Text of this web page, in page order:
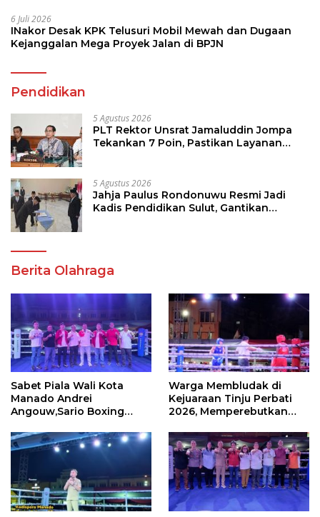
6 Juli 2026
INakor Desak KPK Telusuri Mobil Mewah dan Dugaan
Kejanggalan Mega Proyek Jalan di BPJN
Pendidikan
5 Agustus 2026
PLT Rektor Unsrat Jamaluddin Jompa
Tekankan 7 Poin, Pastikan Layanan
5 Agustus 2026
Jahja Paulus Rondonuwu Resmi Jadi
Kadis Pendidikan Sulut, Gantikan
Berita Olahraga
Sabet Piala Wali Kota
Manado Andrei
Angouw,Sario Boxing
Perbati 2026
Warga Membludak di
Kejuaraan Tinju Perbati
2026, Memperebutkan